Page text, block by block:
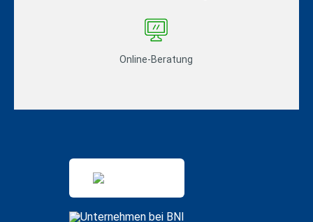
Online-Beratung